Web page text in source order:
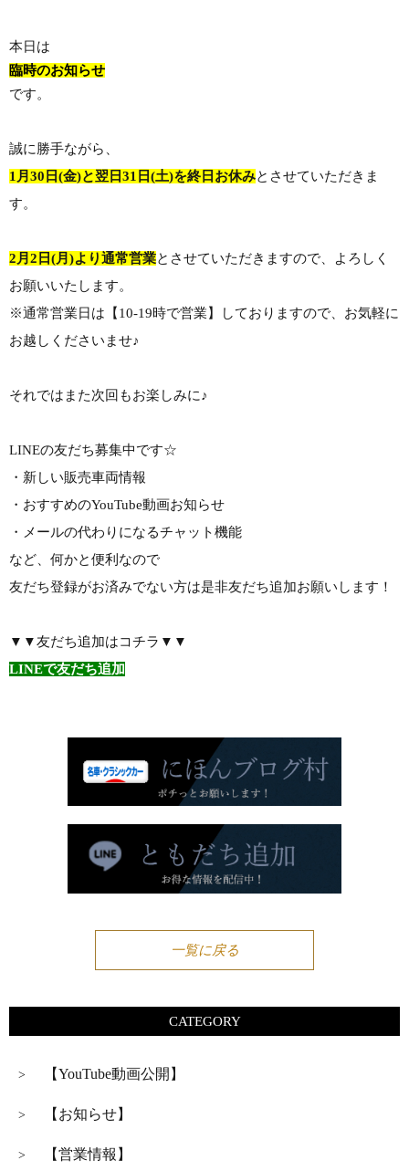
本日は
臨時のお知らせ
です。
誠に勝手ながら、
1月30日(金)と翌日31日(土)を終日お休みとさせていただきま
す。
2月2日(月)より通常営業とさせていただきますので、よろしく
お願いいたします。
※通常営業日は【10-19時で営業】しておりますので、お気軽に
お越しくださいませ♪
それではまた次回もお楽しみに♪
LINEの友だち募集中です☆
・新しい販売車両情報
・おすすめのYouTube動画お知らせ
・メールの代わりになるチャット機能
など、何かと便利なので
友だち登録がお済みでない方は是非友だち追加お願いします！
▼▼友だち追加はコチラ▼▼
LINEで友だち追加
一覧に戻る
CATEGORY
> 【YouTube動画公開】
> 【お知らせ】
> 【営業情報】